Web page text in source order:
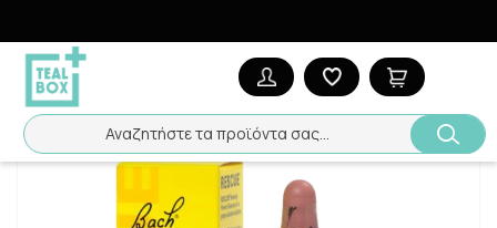
Αναζητήστε τα προϊόντα σας...